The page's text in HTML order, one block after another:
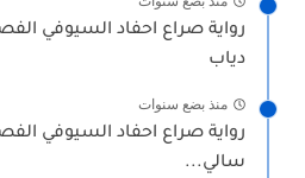
دياب
منذ بضع سنوات
سالي...